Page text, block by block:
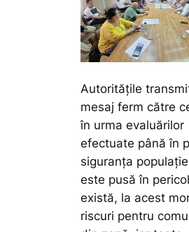
Autoritățile
mesaj ferm către
în urma evaluărilor
efectuate până în
siguranța
este pusă în
există, la acest
riscuri pentru